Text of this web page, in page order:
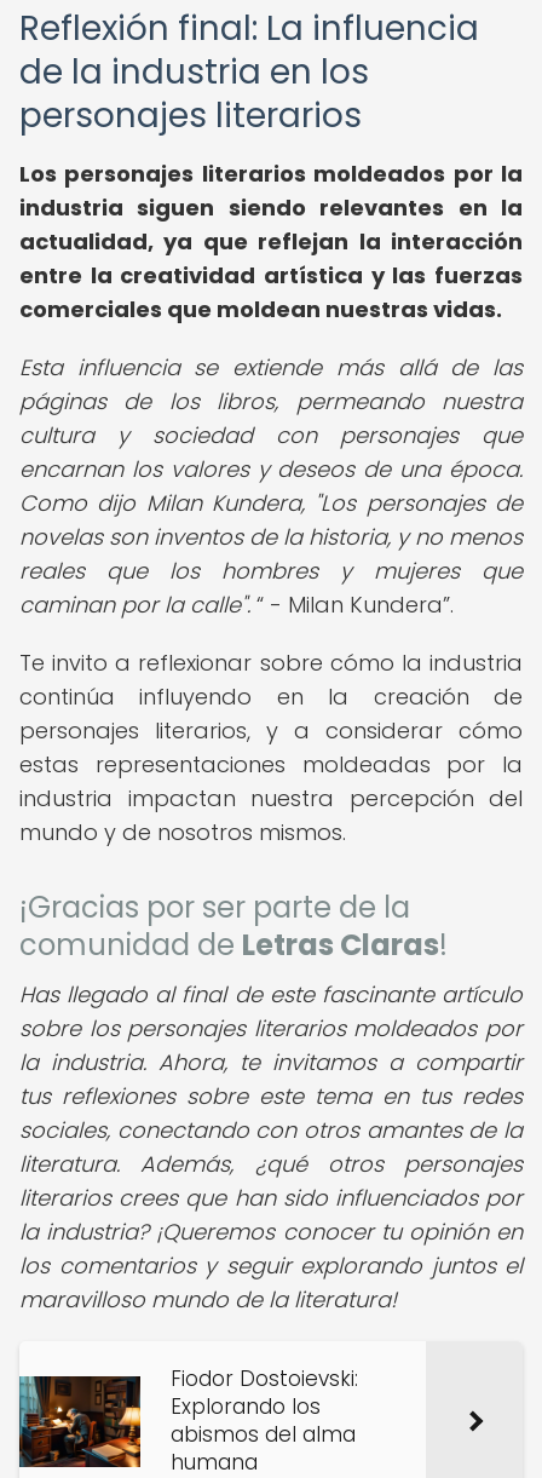
Reflexión final: La influencia
de la industria en los
personajes literarios
Los personajes literarios moldeados por la
industria siguen siendo relevantes en la
actualidad, ya que reflejan la interacción
entre la creatividad artística y las fuerzas
comerciales que moldean nuestras vidas.
Esta influencia se extiende más allá de las
páginas de los libros, permeando nuestra
cultura y sociedad con personajes que
encarnan los valores y deseos de una época.
Como dijo Milan Kundera, "Los personajes de
novelas son inventos de la historia, y no menos
reales que los hombres y mujeres que
caminan por la calle".
- Milan Kundera .
Te invito a reflexionar sobre cómo la industria
continúa influyendo en la creación de
personajes literarios, y a considerar cómo
estas representaciones moldeadas por la
industria impactan nuestra percepción del
mundo y de nosotros mismos.
¡Gracias por ser parte de la
comunidad de Letras Claras!
Has llegado al final de este fascinante artículo
sobre los personajes literarios moldeados por
la industria. Ahora, te invitamos a compartir
tus reflexiones sobre este tema en tus redes
sociales, conectando con otros amantes de la
literatura. Además, ¿qué otros personajes
literarios crees que han sido influenciados por
la industria? ¡Queremos conocer tu opinión en
los comentarios y seguir explorando juntos el
maravilloso mundo de la literatura!
Fiodor Dostoievski:
Explorando los
abismos del alma
humana